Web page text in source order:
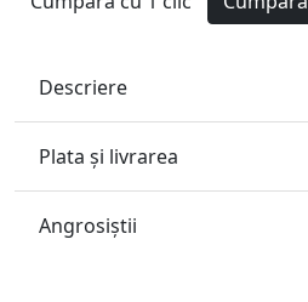
Descriere
Plata și livrarea
Angrosiştii